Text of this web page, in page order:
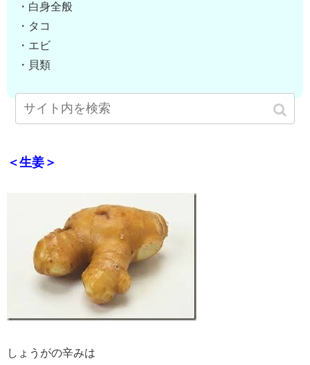
・白身全般
・タコ
・エビ
・貝類
＜生姜＞
しょうがの辛みは